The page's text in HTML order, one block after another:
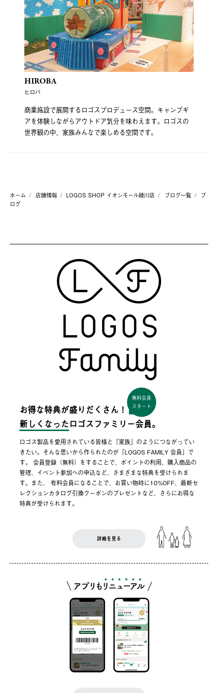
HIROBA
ヒロバ
商業施設で展開するロゴスプロデュース空間。キャンプギ
アを体験しながらアウトドア気分を味わえます。ロゴスの
世界観の中、家族みんなで楽しめる空間です。
ホーム 店舗情報 LOGOS SHOP イオンモール綾川店 ブログ一覧
ブ
ログ
お得な特典が盛りだくさん！
無料会員
スタート
新しくなった ロゴスファミリー会員。
ロゴス製品を愛用されている皆様と「家族」のようにつながってい
きたい。そんな思いから作られたのが「LOGOS FAMILY 会員」で
す。 会員登録（無料）をすることで、ポイントの利用、購入商品の
管理、イベント参加への申込など、さまざまな特典を受けられま
す。また、 有料会員になることで、お買い物時に10%OFF、最新セ
レクションカタログ引換クーポンのプレゼントなど、さらにお得な
特典が受けられます。
詳細を見る